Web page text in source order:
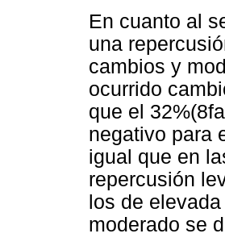
En cuanto al
una
cambios y
ocurrido
que el
negativo para
igual que en
repercusión
los de
moderado se